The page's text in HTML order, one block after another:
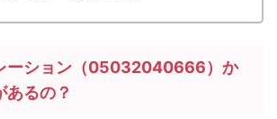
ーション（05032040666）か
あるの？